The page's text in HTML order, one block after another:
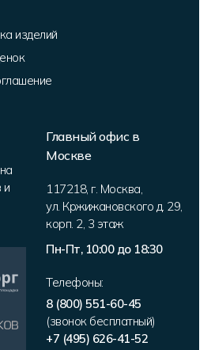
изделий
и
Главный офис в
Москве
117218, г. Москва,
ул. Кржижановского д. 29,
корп. 2, 3 этаж
Пн-Пт, 10:00 до 18:30
Телефоны:
8 (800) 551-60-45
(звонок бесплатный)
+7 (495) 626-41-52